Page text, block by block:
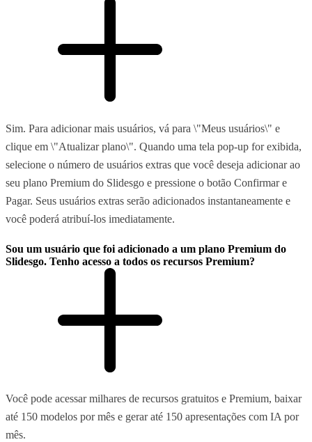
Sim. Para adicionar mais usuários, vá para \"Meus usuários\" e
clique em \"Atualizar plano\". Quando uma tela pop-up for exibida,
selecione o número de usuários extras que você deseja adicionar ao
seu plano Premium do Slidesgo e pressione o botão Confirmar e
Pagar. Seus usuários extras serão adicionados instantaneamente e
você poderá atribuí-los imediatamente.
Sou um usuário que foi adicionado a um plano Premium do
Slidesgo. Tenho acesso a todos os recursos Premium?
Você pode acessar milhares de recursos gratuitos e Premium, baixar
até 150 modelos por mês e gerar até 150 apresentações com IA por
mês.